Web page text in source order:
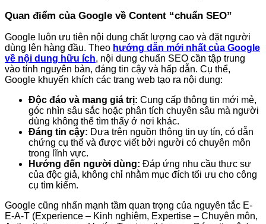
Quan điểm của Google về Content “chuẩn SEO”
Google luôn ưu tiên nội dung chất lượng cao và đặt người
dùng lên hàng đầu. Theo hướng dẫn mới nhất của Google
về nội dung hữu ích, nội dung chuẩn SEO cần tập trung
vào tính nguyên bản, đáng tin cậy và hấp dẫn. Cụ thể,
Google khuyến khích các trang web tạo ra nội dung:
Độc đáo và mang giá trị: Cung cấp thông tin mới mẻ,
góc nhìn sâu sắc hoặc phân tích chuyên sâu mà người
dùng không thể tìm thấy ở nơi khác.
Đáng tin cậy: Dựa trên nguồn thông tin uy tín, có dẫn
chứng cụ thể và được viết bởi người có chuyên môn
trong lĩnh vực.
Hướng đến người dùng: Đáp ứng nhu cầu thực sự
của độc giả, không chỉ nhằm mục đích tối ưu cho công
cụ tìm kiếm.
Google cũng nhấn mạnh tầm quan trọng của nguyên tắc E-
E-A-T (Experience – Kinh nghiệm, Expertise – Chuyên môn,